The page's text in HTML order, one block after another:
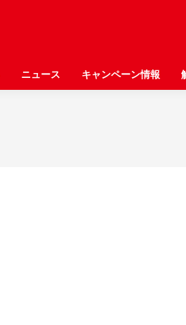
ニュース キャンペーン情報
ニュース キャンペーン情報